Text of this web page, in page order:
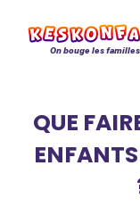
On bouge les
QUE